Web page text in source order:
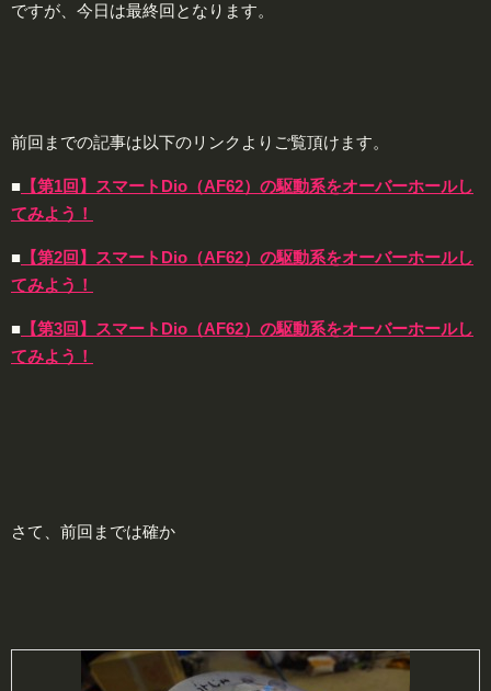
ですが、今日は最終回となります。
前回までの記事は以下のリンクよりご覧頂けます。
■ 【第1回】スマートDio（AF62）の駆動系をオーバーホールし
てみよう！
■ 【第2回】スマートDio（AF62）の駆動系をオーバーホールし
てみよう！
■ 【第3回】スマートDio（AF62）の駆動系をオーバーホールし
てみよう！
さて、前回までは確か